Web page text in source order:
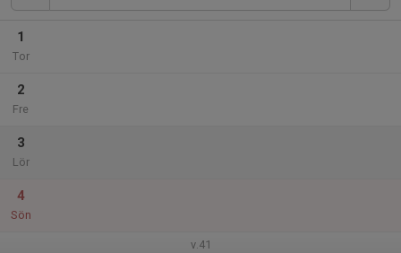
1
Tor
2
Fre
3
Lör
4
Sön
v.41